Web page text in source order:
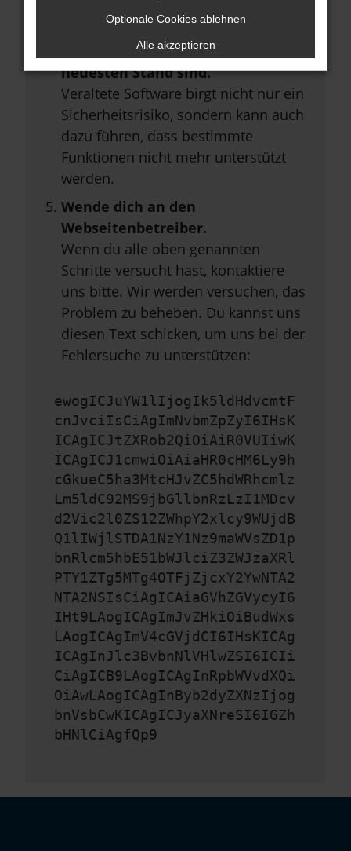
Stelle sicher, dass dein Browser
und dein Betriebssystem auf dem
neuesten Stand sind.
Veraltete Software birgt nicht nur ein
Sicherheitsrisiko, sondern kann auch
dazu führen, dass bestimmte
Funktionen nicht mehr unterstützt
werden.
Wende dich an den
Webseitenbetreiber.
Wenn du alle oben genannten
Schritte versucht hast, kontaktiere
uns bitte. Wir werden versuchen, das
Problem zu beheben. Du kannst uns
diesen Text schicken, um uns bei der
Fehlersuche zu unterstützen:
ewogICJuYW1lIjogIk5ldHdvcmtF
cnJvciIsCiAgImNvbmZpZyI6IHsK
ICAgICJtZXRob2QiOiAiR0VUIiwK
ICAgICJ1cmwiOiAiaHR0cHM6Ly9h
cGkueC5ha3MtcHJvZC5hdWRhcmlz
Lm5ldC92MS9jbGllbnRzLzI1MDcv
d2Vic2l0ZS12ZWhpY2xlcy9WUjdB
Q1lIWjlSTDA1NzY1Nz9maWVsZD1p
bnRlcm5hbE51bWJlciZ3ZWJzaXRl
PTY1ZTg5MTg4OTFjZjcxY2YwNTA2
NTA2NSIsCiAgICAiaGVhZGVycyI6
IHt9LAogICAgImJvZHkiOiBudWxs
LAogICAgImV4cGVjdCI6IHsKICAg
ICAgInJlc3BvbnNlVHlwZSI6ICIi
CiAgICB9LAogICAgInRpbWVvdXQi
OiAwLAogICAgInByb2dyZXNzIjog
bnVsbCwKICAgICJyaXNreSI6IGZh
bHNlCiAgfQp9
Optionale Cookies ablehnen
Alle akzeptieren